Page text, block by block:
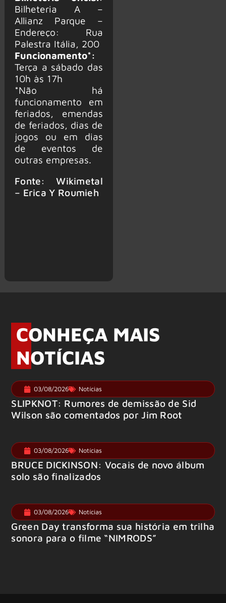
Bilheteria A –
Allianz Parque –
Endereço: Rua
Palestra Itália, 200
Funcionamento*:
Terça a sábado das
10h às 17h
*Não há
funcionamento em
feriados, emendas
de feriados, dias de
jogos ou em dias
de eventos de
outras empresas.
Fonte: Wikimetal
– Erica Y Roumieh
CONHEÇA MAIS
NOTÍCIAS
03/08/2026 Notícias
SLIPKNOT: Rumores de demissão de Sid
Wilson são comentados por Jim Root
03/08/2026 Notícias
BRUCE DICKINSON: Vocais de novo álbum
solo são finalizados
03/08/2026 Notícias
Green Day transforma sua história em trilha
sonora para o filme “NIMRODS”